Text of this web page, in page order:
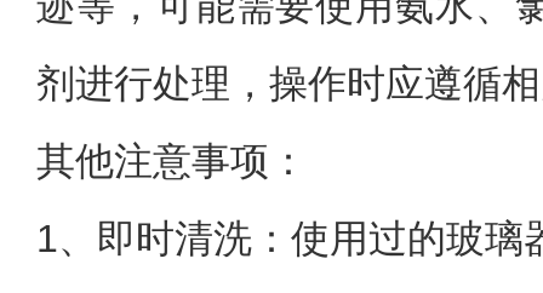
剂进行处理，操作时应遵循
其他注意事项：
1、 即时清洗：使用过的玻璃